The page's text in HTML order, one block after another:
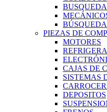
PIEZAS DE
MOTORES
CAJAS DE
SISTEMAS
DEPOSITOS